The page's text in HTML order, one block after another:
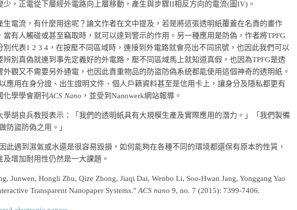
，正電從下層經外電路向上層移動，產生與步驟II相反方向的電流(圖IV)。
電流，有什麼用途呢？論文作者在文中提及，若是將這張透明紙覆蓋在名貴的畫作
當有人觸碰或甚至竊取時，就可以達到警示的作用。另一種應用是防偽，作者將TPFG
代表1 2 3 4，在按壓不同區域時，連接到外電路就會亮出不同訊號，也因此我們可以
別真偽就連到事先定義好的外電路，壓不同區域馬上就知道真假，也因為TPFG是透
外觀又不需要另外通電，也因此貴重物品的防盜防偽系統都能使用這個神奇的透明紙。
應用在身分證、出生證明文件、個人戶籍資料甚至是信用卡上，讓身分及隱私都更有
學學會期刊 ACS Nano ，並受到Nanowerk網站報導。
學胡良兵教授表示：「我們的透明紙具有大規模生產及實際應用的潛力。」「我們製備
防盜防偽之用。」
此遇到濕氣或水還是很容易毀損，如何能夠在各種不同的環境都還保有原本的性質，
增加耐用性仍然是一大課題。
Junwen, Hongli Zhu, Qize Zhong, Jiaqi Dai, Wenbo Li, Soo-Hwan Jang, Yonggang Yao
Transparent Nanopaper Systems." ACS nano 9, no. 7 (2015): 7399-7406.